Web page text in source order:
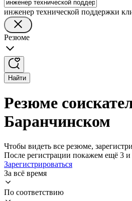
инженер технической поддержки
Резюме
Найти
Резюме
Баранчинском
Чтобы видеть все резюме,
После регистрации покажем ещё 3
Зарегистрироваться
За всё время
По соответствию